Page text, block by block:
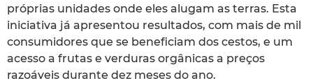
próprias unidades onde eles alugam as terras. Esta
iniciativa já apresentou resultados, com mais de mil
consumidores que se beneficiam dos cestos, e um
acesso a frutas e verduras orgânicas a preços
razoáveis durante dez meses do ano.